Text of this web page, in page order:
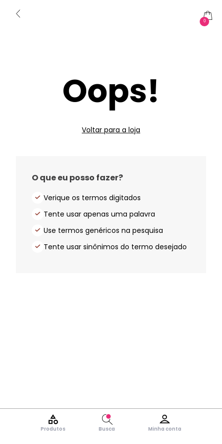
0
Produtos Busca Minha conta
Oops!
Voltar para a loja
O que eu posso fazer?
Verique os termos digitados
Tente usar apenas uma palavra
Use termos genéricos na pesquisa
Tente usar sinônimos do termo desejado